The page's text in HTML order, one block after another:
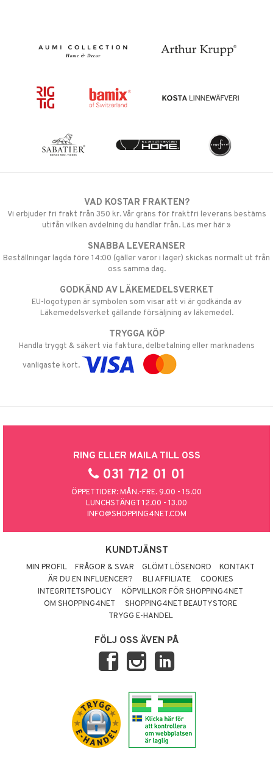
VAD KOSTAR FRAKTEN?
Vi erbjuder fri frakt från 350 kr. Vår gräns för fraktfri leverans bestäms
utifån vilken avdelning du handlar från. Läs mer här »
SNABBA LEVERANSER
Beställningar lagda före 14:00 (gäller varor i lager) skickas normalt ut från
oss samma dag.
GODKÄND AV LÄKEMEDELSVERKET
EU-logotypen är symbolen som visar att vi är godkända av
Läkemedelsverket gällande försäljning av läkemedel.
TRYGGA KÖP
Handla tryggt & säkert via faktura, delbetalning eller marknadens
vanligaste kort.
RING ELLER MAILA TILL OSS
031 712 01 01
ÖPPETTIDER: MÅN.-FRE. 9.00 - 15.00
LUNCHSTÄNGT 12.00 - 13.00
INFO@SHOPPING4NET.COM
KUNDTJÄNST
MIN PROFIL FRÅGOR & SVAR GLÖMT LÖSENORD
KONTAKT
ÄR DU EN INFLUENCER?
BLI AFFILIATE
COOKIES
INTEGRITETSPOLICY
KÖPVILLKOR FÖR SHOPPING4NET
OM SHOPPING4NET
SHOPPING4NET BEAUTYSTORE
TRYGG E-HANDEL
FÖLJ OSS ÄVEN PÅ